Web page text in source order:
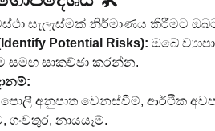
සැලැස්මක් නිර්මාණය කිරීමට
Potential Risks): ඔබේ
සමඟ සාකච්ඡා කරන්න.
අනුපාත වෙනස්වීම්, ආර්ථික
ගංවතුර, නායයෑම්.